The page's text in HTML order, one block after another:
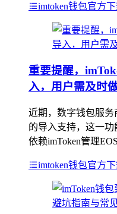
imtoken钱包官方
重要提醒，
入，用户需及时
近期，数字钱包服务
的导入支持，这一功
依赖imToken管理
imtoken钱包官方